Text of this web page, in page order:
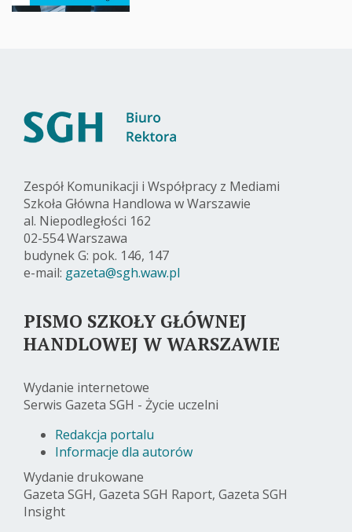
Zespół Komunikacji i Współpracy z Mediami
Szkoła Główna Handlowa w Warszawie
al. Niepodległości 162
02-554 Warszawa
budynek G: pok. 146, 147
e-mail: gazeta@sgh.waw.pl
PISMO SZKOŁY GŁÓWNEJ
HANDLOWEJ W WARSZAWIE
Wydanie internetowe
Serwis Gazeta SGH - Życie uczelni
Redakcja portalu
Informacje dla autorów
Wydanie drukowane
Gazeta SGH, Gazeta SGH Raport, Gazeta SGH
Insight